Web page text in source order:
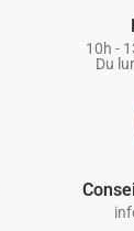
10h -
Du